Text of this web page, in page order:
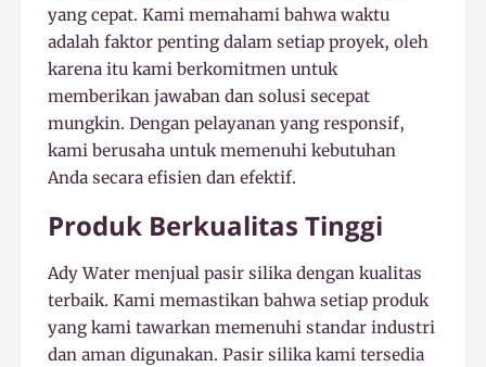
yang cepat. Kami memahami bahwa waktu
adalah faktor penting dalam setiap proyek, oleh
karena itu kami berkomitmen untuk
memberikan jawaban dan solusi secepat
mungkin. Dengan pelayanan yang responsif,
kami berusaha untuk memenuhi kebutuhan
Anda secara efisien dan efektif.
Produk Berkualitas Tinggi
Ady Water menjual pasir silika dengan kualitas
terbaik. Kami memastikan bahwa setiap produk
yang kami tawarkan memenuhi standar industri
dan aman digunakan. Pasir silika kami tersedia